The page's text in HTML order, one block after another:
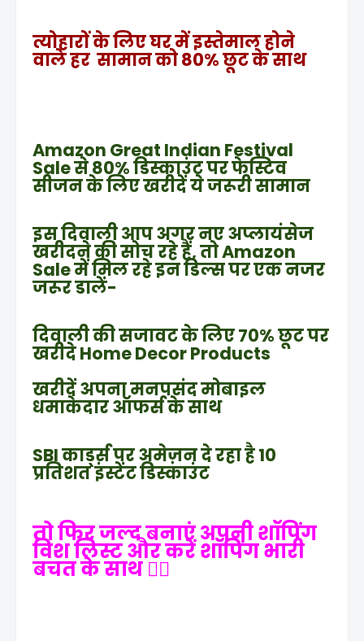
त्योहारों के लिए घर में इस्तेमाल होने
वाले हर सामान को 80% छूट के साथ
Amazon Great Indian Festival
Sale से 80% डिस्काउंट पर फेस्टिव
सीजन के लिए खरीदें ये जरूरी सामान
इस दिवाली आप अगर नए अप्लायंसेज
खरीदने की सोच रहे हैं, तो Amazon
Sale में मिल रहे इन डिल्स पर एक नजर
जरूर डालें-
दिवाली की सजावट के लिए 70% छूट पर
खरीदे Home Decor Products
खरीदें अपना मनपसंद मोबाइल
धमाकेदार ऑफर्स के साथ
SBI कार्ड्स पर अमेज़न दे रहा है 10
प्रतिशत इंस्टेंट डिस्काउंट
तो फिर जल्द बनाएं अपनी शॉपिंग
विश लिस्ट और करें शॉपिंग भारी
बचत के साथ 👍🏻